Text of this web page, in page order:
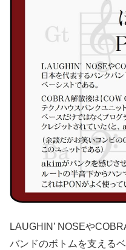
LAUGHIN’ NOSEや
バンドのボトムを支える